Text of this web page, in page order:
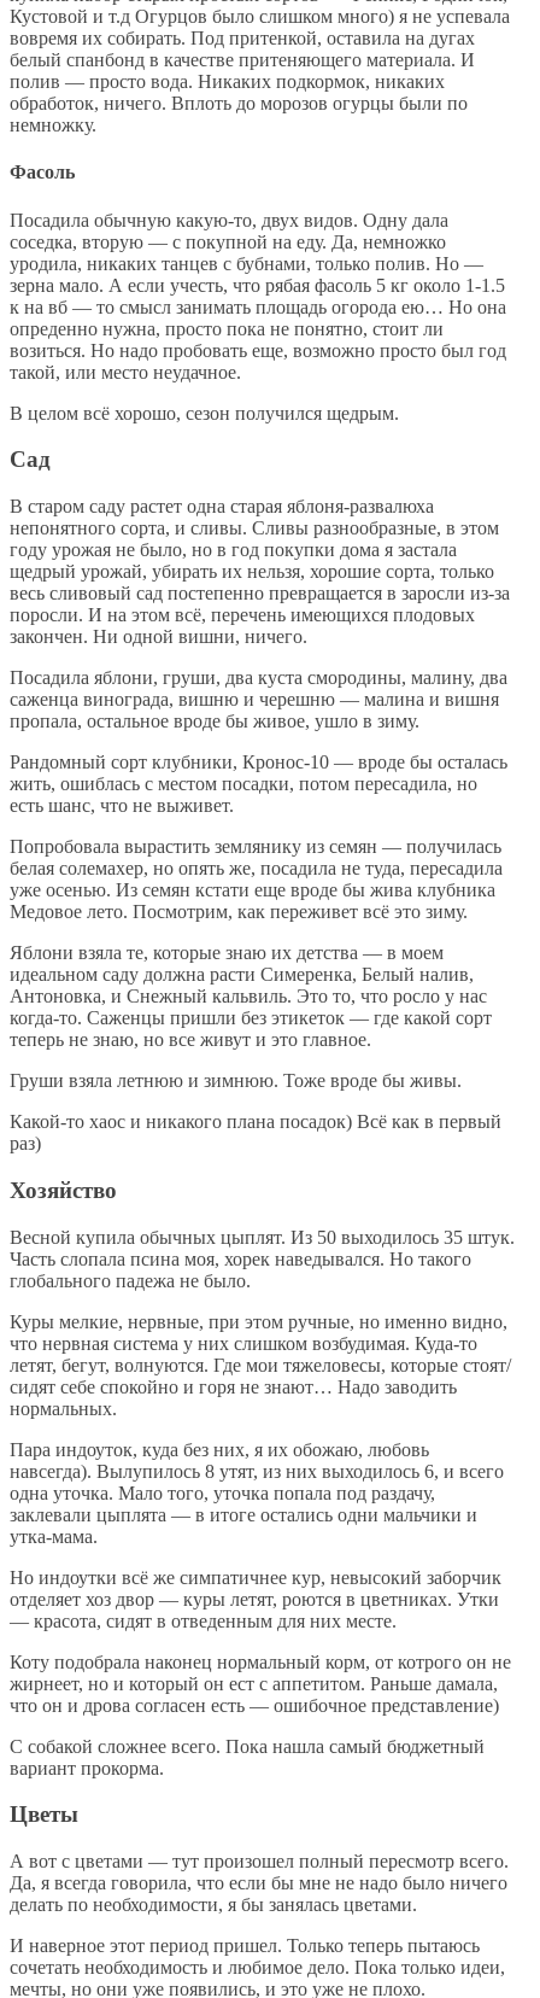
Кустовой и т.д Огурцов было слишком много) я не успевала
вовремя их собирать. Под притенкой, оставила на дугах
белый спанбонд в качестве притеняющего материала. И
полив — просто вода. Никаких подкормок, никаких
обработок, ничего. Вплоть до морозов огурцы были по
немножку.
Фасоль
Посадила обычную какую-то, двух видов. Одну дала
соседка, вторую — с покупной на еду. Да, немножко
уродила, никаких танцев с бубнами, только полив. Но —
зерна мало. А если учесть, что рябая фасоль 5 кг около 1-1.5
к на вб — то смысл занимать площадь огорода ею… Но она
опреденно нужна, просто пока не понятно, стоит ли
возиться. Но надо пробовать еще, возможно просто был год
такой, или место неудачное.
В целом всё хорошо, сезон получился щедрым.
Сад
В старом саду растет одна старая яблоня-развалюха
непонятного сорта, и сливы. Сливы разнообразные, в этом
году урожая не было, но в год покупки дома я застала
щедрый урожай, убирать их нельзя, хорошие сорта, только
весь сливовый сад постепенно превращается в заросли из-за
поросли. И на этом всё, перечень имеющихся плодовых
закончен. Ни одной вишни, ничего.
Посадила яблони, груши, два куста смородины, малину, два
саженца винограда, вишню и черешню — малина и вишня
пропала, остальное вроде бы живое, ушло в зиму.
Рандомный сорт клубники, Кронос-10 — вроде бы осталась
жить, ошиблась с местом посадки, потом пересадила, но
есть шанс, что не выживет.
Попробовала вырастить землянику из семян — получилась
белая солемахер, но опять же, посадила не туда, пересадила
уже осенью. Из семян кстати еще вроде бы жива клубника
Медовое лето. Посмотрим, как переживет всё это зиму.
Яблони взяла те, которые знаю их детства — в моем
идеальном саду должна расти Симеренка, Белый налив,
Антоновка, и Снежный кальвиль. Это то, что росло у нас
когда-то. Саженцы пришли без этикеток — где какой сорт
теперь не знаю, но все живут и это главное.
Груши взяла летнюю и зимнюю. Тоже вроде бы живы.
Какой-то хаос и никакого плана посадок) Всё как в первый
раз)
Хозяйство
Весной купила обычных цыплят. Из 50 выходилось 35 штук.
Часть слопала псина моя, хорек наведывался. Но такого
глобального падежа не было.
Куры мелкие, нервные, при этом ручные, но именно видно,
что нервная система у них слишком возбудимая. Куда-то
летят, бегут, волнуются. Где мои тяжеловесы, которые стоят/
сидят себе спокойно и горя не знают… Надо заводить
нормальных.
Пара индоуток, куда без них, я их обожаю, любовь
навсегда). Вылупилось 8 утят, из них выходилось 6, и всего
одна уточка. Мало того, уточка попала под раздачу,
заклевали цыплята — в итоге остались одни мальчики и
утка-мама.
Но индоутки всё же симпатичнее кур, невысокий заборчик
отделяет хоз двор — куры летят, роются в цветниках. Утки
— красота, сидят в отведенным для них месте.
Коту подобрала наконец нормальный корм, от котрого он не
жирнеет, но и который он ест с аппетитом. Раньше дамала,
что он и дрова согласен есть — ошибочное представление)
С собакой сложнее всего. Пока нашла самый бюджетный
вариант прокорма.
Цветы
А вот с цветами — тут произошел полный пересмотр всего.
Да, я всегда говорила, что если бы мне не надо было ничего
делать по необходимости, я бы занялась цветами.
И наверное этот период пришел. Только теперь пытаюсь
сочетать необходимость и любимое дело. Пока только идеи,
мечты, но они уже появились, и это уже не плохо.